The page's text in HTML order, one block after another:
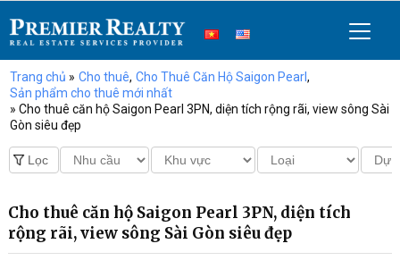
Trang chủ » Cho thuê, Cho Thuê Căn Hộ Saigon Pearl,
Sản phẩm cho thuê mới nhất
» Cho thuê căn hộ Saigon Pearl 3PN, diện tích rộng rãi, view sông Sài
Gòn siêu đẹp
Cho thuê căn hộ Saigon Pearl 3PN, diện tích
rộng rãi, view sông Sài Gòn siêu đẹp